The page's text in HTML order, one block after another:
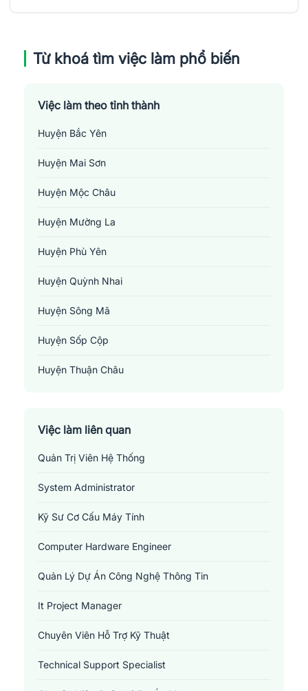
Từ khoá tìm việc làm phổ biến
Việc làm theo tỉnh thành
Huyện Bắc Yên
Huyện Mai Sơn
Huyện Mộc Châu
Huyện Mường La
Huyện Phù Yên
Huyện Quỳnh Nhai
Huyện Sông Mã
Huyện Sốp Cộp
Huyện Thuận Châu
Huyện Yên Châu
Thành Phố Sơn La
Việc làm liên quan
Quản Trị Viên Hệ Thống
System Administrator
Kỹ Sư Cơ Cấu Máy Tính
Computer Hardware Engineer
Quản Lý Dự Án Công Nghệ Thông Tin
It Project Manager
Chuyên Viên Hỗ Trợ Kỹ Thuật
Technical Support Specialist